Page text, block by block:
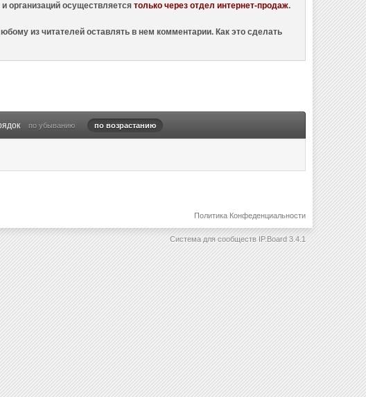
организаций осуществляетсятолько через отдел интернет-продаж.
из читателей оставлять в нем комментарии. Как это сделать
по убыванию по возрастанию
Политика Конфеденциальности
Система для сообществ IP.Board 3.4.1